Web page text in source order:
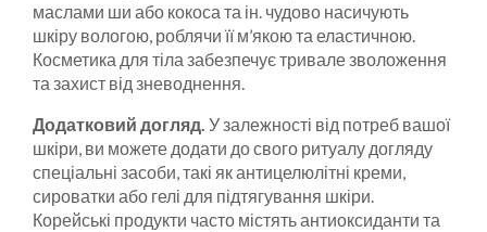
маслами ши або кокоса та ін. чудово насичують
шкіру вологою, роблячи її м’якою та еластичною.
Косметика для тіла забезпечує тривале зволоження
та захист від зневоднення.
Додатковий догляд. У залежності від потреб вашої
шкіри, ви можете додати до свого ритуалу догляду
спеціальні засоби, такі як антицелюлітні креми,
сироватки або гелі для підтягування шкіри.
Корейські продукти часто містять антиоксиданти та